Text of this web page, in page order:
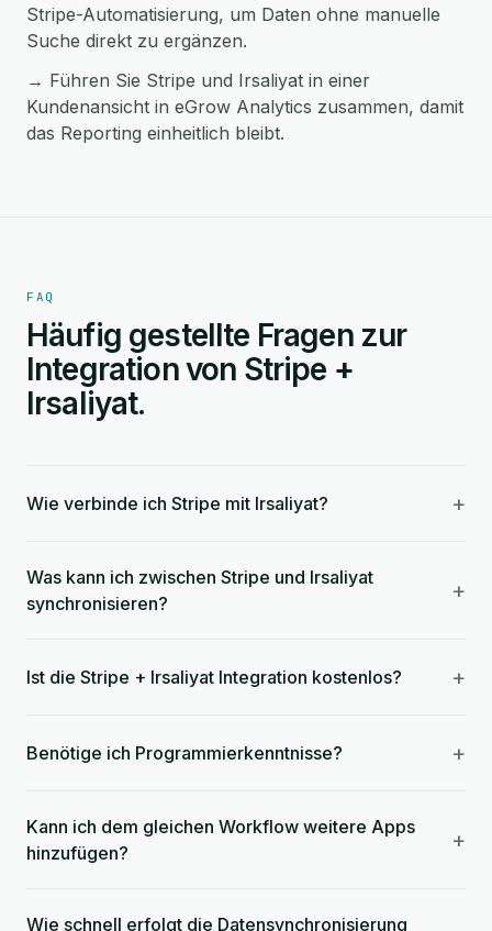
Stripe-Automatisierung, um Daten ohne manuelle
Suche direkt zu ergänzen.
→ Führen Sie Stripe und Irsaliyat in einer
Kundenansicht in eGrow Analytics zusammen, damit
das Reporting einheitlich bleibt.
FAQ
Häufig gestellte Fragen zur
Integration von Stripe +
Irsaliyat.
Wie verbinde ich Stripe mit Irsaliyat? +
Was kann ich zwischen Stripe und Irsaliyat
synchronisieren?
+
Ist die Stripe + Irsaliyat Integration kostenlos? +
Benötige ich Programmierkenntnisse? +
Kann ich dem gleichen Workflow weitere Apps
hinzufügen?
+
Wie schnell erfolgt die Datensynchronisierung